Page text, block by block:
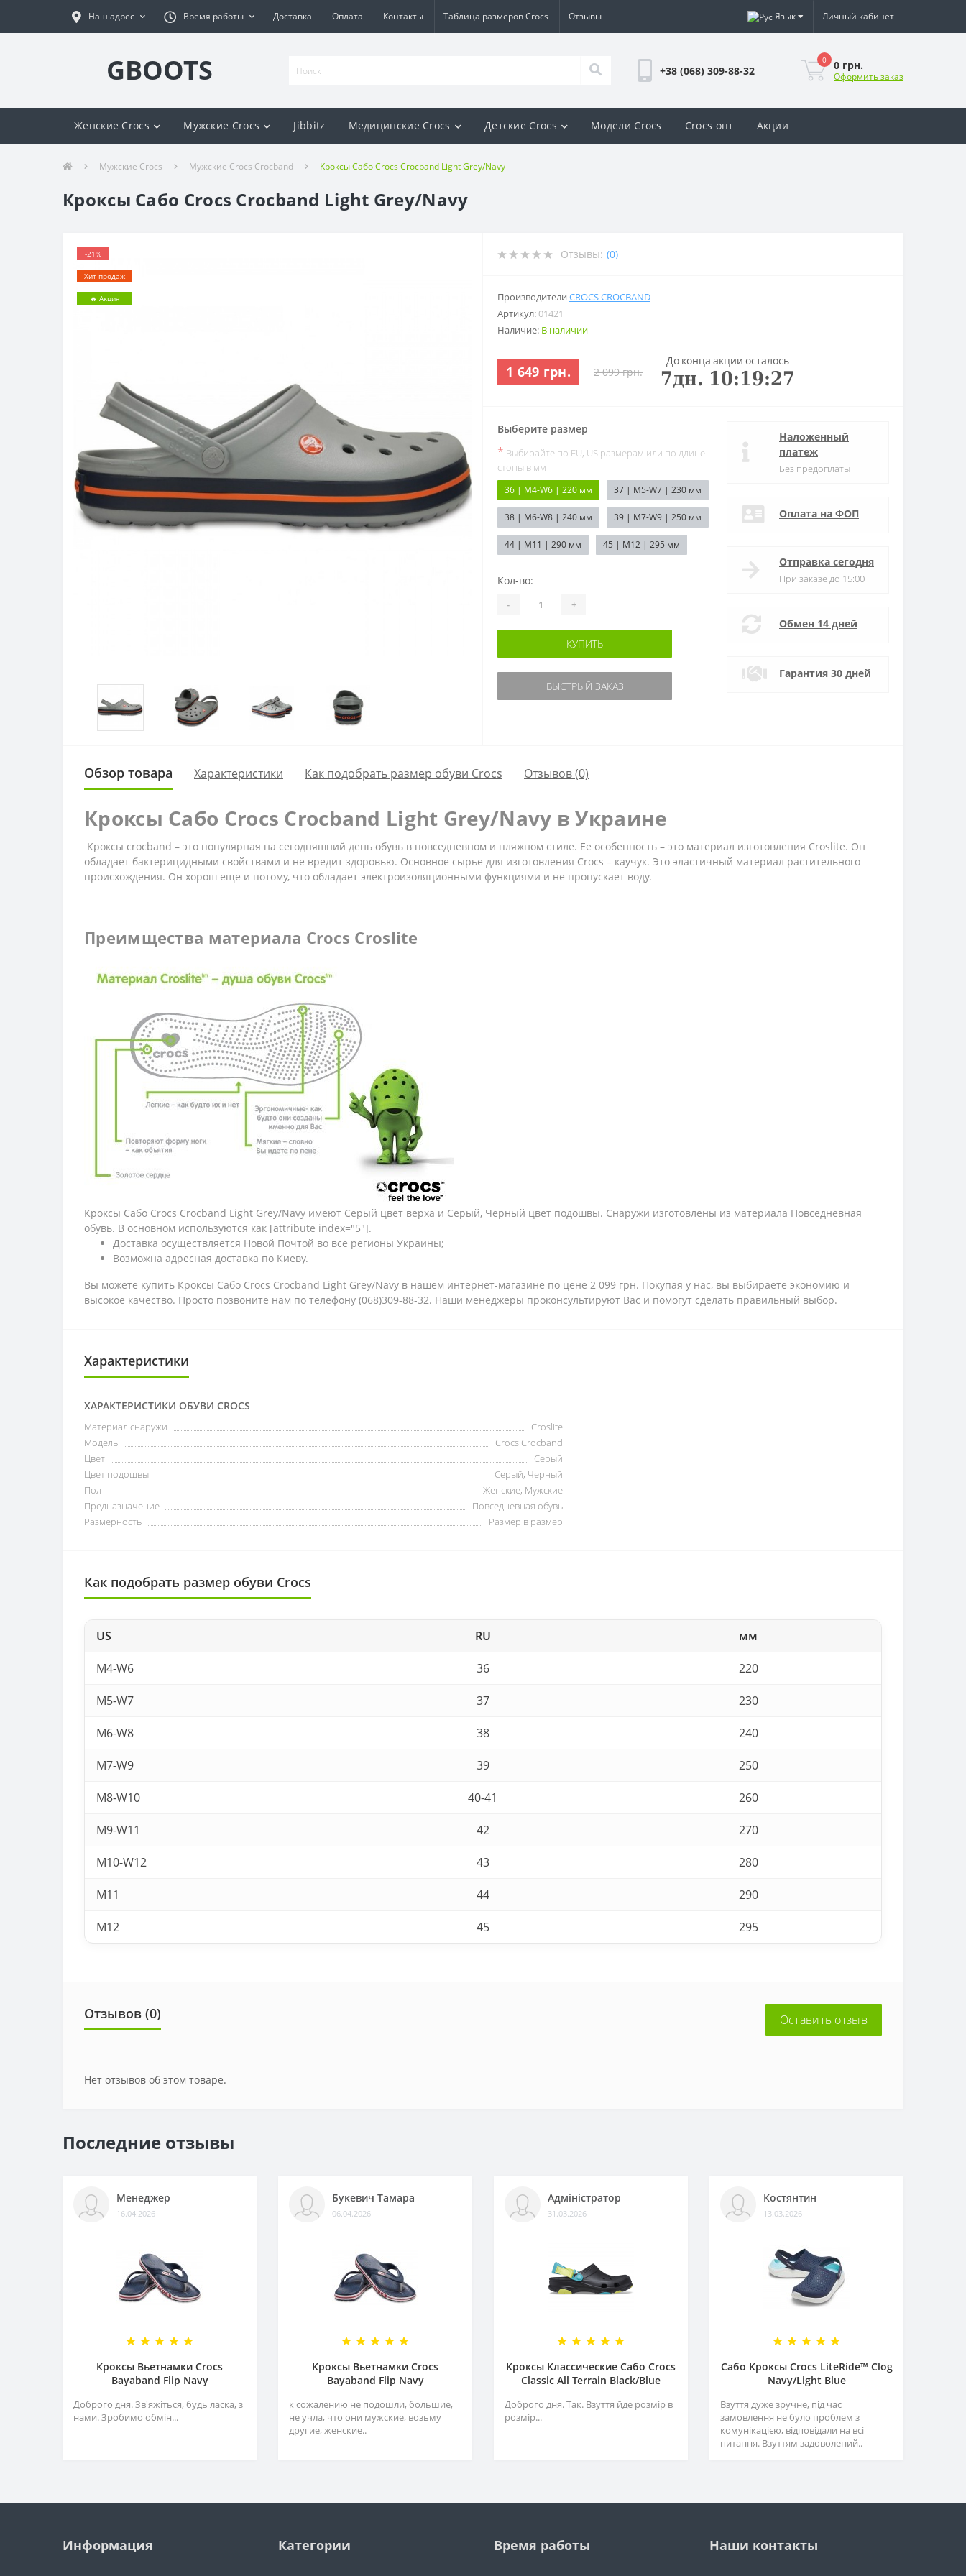
Наш адрес Время работы Доставка Оплата Контакты Таблица размеров Crocs Отзывы Язык Личный кабинет
GBOOTS +38 (068) 309-88-32
0 0 грн.
Оформить заказ
Женские Crocs Мужские Crocs Jibbitz Медицинские Crocs Детские Crocs Модели Crocs Crocs опт Акции
Мужские Crocs Мужские Crocs Crocband Кроксы Сабо Crocs Crocband Light Grey/Navy
Кроксы Сабо Crocs Crocband Light Grey/Navy
-21%
Хит продаж
🔥 Акция
Отзывы: (0)
Производители CROCS CROCBAND
Артикул:01421
Наличие: В наличии
1 649 грн. 2 099 грн.
До конца акции осталось
7дн. 10:19:27
Выберите размер
* Выбирайте по EU, US размерам или по длине
стопы в мм
36 | M4-W6 | 220 мм 37 | M5-W7 | 230 мм
38 | M6-W8 | 240 мм 39 | M7-W9 | 250 мм
44 | M11 | 290 мм 45 | M12 | 295 мм
Кол-во:
- +
КУПИТЬ
БЫСТРЫЙ ЗАКАЗ
Наложенный
платеж
Без предоплаты
Оплата на ФОП
Отправка сегодня
При заказе до 15:00
Обмен 14 дней
Гарантия 30 дней
Обзор товара Характеристики Как подобрать размер обуви Crocs Отзывов (0)
Кроксы Сабо Crocs Crocband Light Grey/Navy в Украине
Кроксы crocband – это популярная на сегодняшний день обувь в повседневном и пляжном стиле. Ее особенность – это материал изготовления Croslite. Он
обладает бактерицидными свойствами и не вредит здоровью. Основное сырье для изготовления Crocs – каучук. Это эластичный материал растительного
происхождения. Он хорош еще и потому, что обладает электроизоляционными функциями и не пропускает воду.
Преимщества материала Crocs Croslite
Кроксы Сабо Crocs Crocband Light Grey/Navy имеют Серый цвет верха и Серый, Черный цвет подошвы. Снаружи изготовлены из материала Повседневная
обувь. В основном используются как [attribute index="5"].
Доставка осуществляется Новой Почтой во все регионы Украины;
Возможна адресная доставка по Киеву.
Вы можете купить Кроксы Сабо Crocs Crocband Light Grey/Navy в нашем интернет-магазине по цене 2 099 грн. Покупая у нас, вы выбираете экономию и
высокое качество. Просто позвоните нам по телефону (068)309-88-32. Наши менеджеры проконсультируют Вас и помогут сделать правильный выбор.
Характеристики
ХАРАКТЕРИСТИКИ ОБУВИ CROCS
Материал снаружи
Croslite
Модель
Crocs Crocband
Цвет
Серый
Цвет подошвы
Серый, Черный
Пол
Женские, Мужские
Предназначение
Повседневная обувь
Размерность
Размер в размер
Как подобрать размер обуви Crocs
US RU мм
M4-W6 36 220
M5-W7 37 230
M6-W8 38 240
M7-W9 39 250
M8-W10 40-41 260
M9-W11 42 270
M10-W12 43 280
M11 44 290
M12 45 295
Отзывов (0) Оставить отзыв
Нет отзывов об этом товаре.
Последние отзывы
Менеджер
16.04.2026
Кроксы Вьетнамки Crocs
Bayaband Flip Navy
Доброго дня. Зв'яжіться, будь ласка, з
нами. Зробимо обмін...
Букевич Тамара
06.04.2026
Кроксы Вьетнамки Crocs
Bayaband Flip Navy
к сожалению не подошли, большие,
не учла, что они мужские, возьму
другие, женские..
Адміністратор
31.03.2026
Кроксы Классические Сабо Crocs
Classiс All Terrain Black/Blue
Доброго дня. Так. Взуття йде розмір в
розмір...
Костянтин
13.03.2026
Сабо Кроксы Crocs LiteRide™ Clog
Navy/Light Blue
Взуття дуже зручне, під час
замовлення не було проблем з
комунікацією, відповідали на всі
питання. Взуттям задоволений..
Информация Категории Время работы Наши контакты